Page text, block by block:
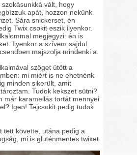
vált, hogy
apát, hozzon nekünk
Sára snickerset, én
Twix csokit eszik ilyenkor.
megjegyzi: én is
Ilyenkor a szívem sajdul
majszolja mindenki a
szöget ütött a
mi miért is ne ehetnénk
minden sikerült, amit
Tudok kekszet sütni?
már karamellás tortát mennyei
Igen! Tejcsokit pedig tudok
tett követte, utána pedig a
mi is gluténmentes twixet